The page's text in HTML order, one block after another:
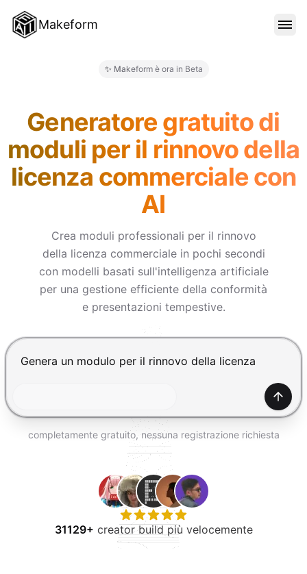
Makeform
BLOG
ACCEDI
PROVA GRATIS
✨ Makeform è ora in Beta
Generatore gratuito di
moduli per il rinnovo della
licenza commerciale con
AI
Crea moduli professionali per il rinnovo
della licenza commerciale in pochi secondi
con modelli basati sull'intelligenza artificiale
per una gestione efficiente della conformità
e presentazioni tempestive.
Premi Invio per inviare, Shift+Invio per nuova riga
completamente gratuito, nessuna registrazione richiesta
31129+ creator build più velocemente